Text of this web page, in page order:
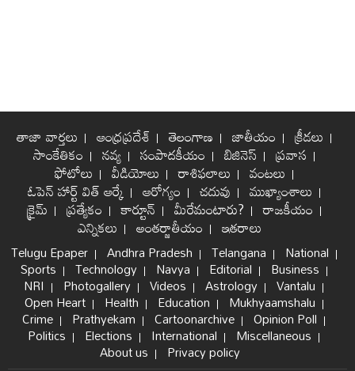
తాజా వార్తలు ఆంధ్రప్రదేశ్ తెలంగాణ జాతీయం క్రీడలు
సాంకేతికం నవ్య సంపాదకీయం బిజినెస్ ప్రవాస
ఫోటోలు వీడియోలు రాశిఫలాలు వంటలు
ఓపెన్ హార్ట్ విత్ ఆర్కే ఆరోగ్యం చదువు ముఖ్యాంశాలు
క్రైమ్ ప్రత్యేకం కార్టూన్ మీరేమంటారు? రాజకీయం
ఎన్నికలు అంతర్జాతీయం ఇతరాలు
Telugu Epaper Andhra Pradesh Telangana National
Sports Technology Navya Editorial Business
NRI Photogallery Videos Astrology Vantalu
Open Heart Health Education Mukhyaamshalu
Crime Prathyekam Cartoonarchive Opinion Poll
Politics Elections International Miscellaneous
About us Privacy policy